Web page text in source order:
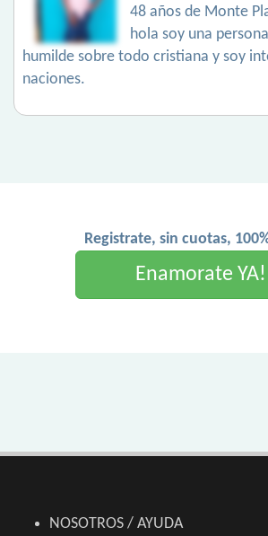
48 años de Monte
hola soy una
humilde sobre todo cristiana y soy
naciones.
Registrate, sin cuotas,
Enamorate YA!
NOSOTROS / AYUDA